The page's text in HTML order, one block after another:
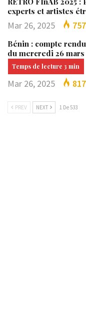
experts et artistes
Mar 26, 2025 757
Bénin : compte
du mercredi 26 mars
Mar 26, 2025 817
PREV NEXT 1 De 533